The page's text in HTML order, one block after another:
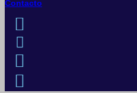
Contacto